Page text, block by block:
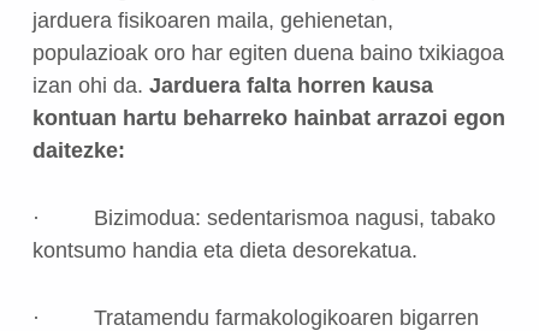
jarduera fisikoaren maila, gehienetan,
populazioak oro har egiten duena baino txikiagoa
izan ohi da. Jarduera falta horren kausa
kontuan hartu beharreko hainbat arrazoi egon
daitezke:
· Bizimodua: sedentarismoa nagusi, tabako
kontsumo handia eta dieta desorekatua.
· Tratamendu farmakologikoaren bigarren